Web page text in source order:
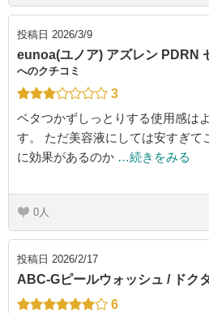
投稿日 2026/3/9
eunoa(ユノア) アズレン PDRN
へのクチコミ
3
ベタつかずしっとりする使用感は
す。 ただ美容液にしては安すぎて
に効果があるのか …続きをみる
0
投稿日 2026/2/17
ABC-Gピールウォッシュ / ドク
6